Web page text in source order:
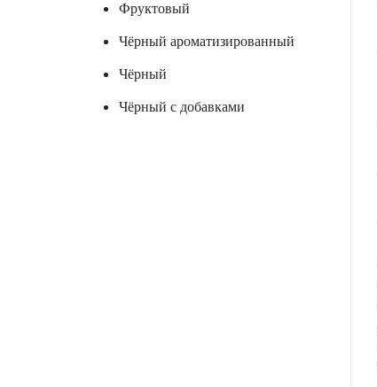
Фруктовый
Чёрный ароматизированный
Чёрный
Чёрный с добавками